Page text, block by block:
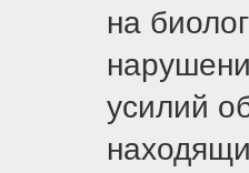
на
усилий